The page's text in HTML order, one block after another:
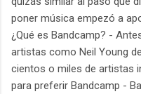
poner música empezó a
¿Qué es Bandcamp? -
artistas como Neil Young
cientos o miles de artistas
para preferir Bandcamp -